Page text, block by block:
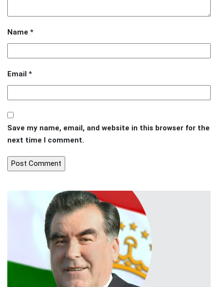
Name *
Email *
Save my name, email, and website in this browser for the
next time I comment.